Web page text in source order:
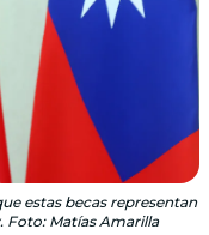
estas becas representan
Foto: Matías Amarilla